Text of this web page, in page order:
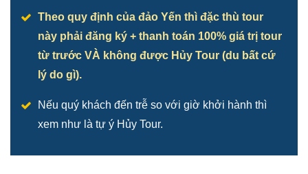
Theo quy định của đảo Yến thì đặc thù tour
này phải đăng ký + thanh toán 100% giá trị tour
từ trước VÀ không được Hủy Tour (du bất cứ
lý do gì).
Nếu quý khách đến trễ so với giờ khởi hành thì
xem như là tự ý Hủy Tour.